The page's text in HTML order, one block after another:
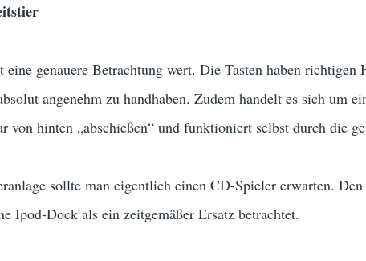
genauere Betrachtung wert. Die Tasten haben richtigen
angenehm zu handhaben. Zudem handelt es sich um
von hinten „abschießen“ und funktioniert selbst durch die
sollte man eigentlich einen CD-Spieler erwarten.
Ipod-Dock als ein zeitgemäßer Ersatz betrachtet.